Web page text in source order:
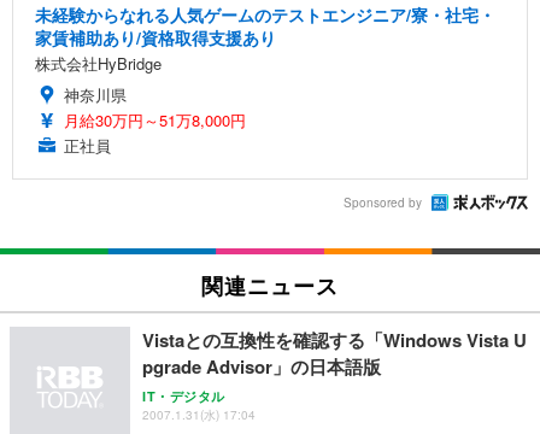
未経験からなれる人気ゲームのテストエンジニア/寮・社宅・
家賃補助あり/資格取得支援あり
株式会社HyBridge
神奈川県
月給30万円～51万8,000円
正社員
Sponsored by
関連ニュース
Vistaとの互換性を確認する「Windows Vista U
pgrade Advisor」の日本語版
IT・デジタル
2007.1.31(水) 17:04